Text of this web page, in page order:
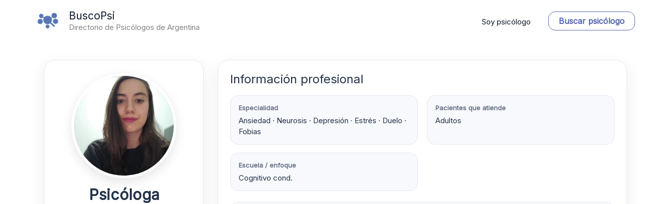
BuscoPsi
Directorio de Psicólogos de Argentina
Soy psicólogo Buscar psicólogo
Psicóloga
Información profesional
Especialidad
Ansiedad · Neurosis · Depresión · Estrés · Duelo ·
Fobias
Pacientes que atiende
Adultos
Escuela / enfoque
Cognitivo cond.